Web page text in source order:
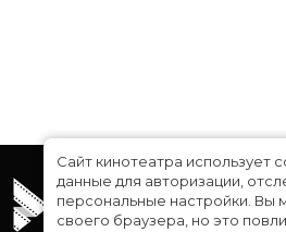
Сайт кинотеатра использует
данные для авторизации,
персональные настройки. Вы
своего браузера, но это